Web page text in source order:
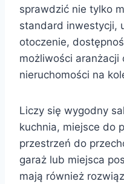
sprawdzić nie tylko
standard inwestycji,
otoczenie,
możliwości aranżacji
nieruchomości na
Liczy się wygodny
kuchnia, miejsce do
przestrzeń do
garaż lub miejsca
mają również